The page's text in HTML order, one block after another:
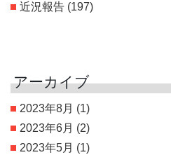
近況報告 (197)
アーカイブ
2023年8月 (1)
2023年6月 (2)
2023年5月 (1)